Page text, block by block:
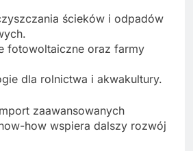
ścieków i odpadów
fotowoltaiczne oraz farmy
dla rolnictwa i akwakultury.
zaawansowanych
how wspiera dalszy rozwój